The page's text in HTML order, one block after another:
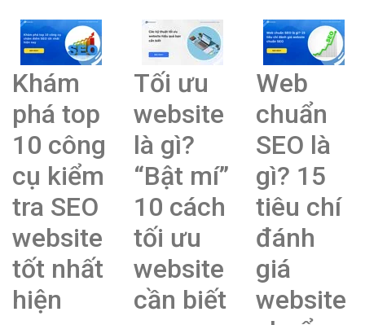
Khám
phá top
10 công
cụ kiểm
tra SEO
website
tốt nhất
hiện
Tối ưu
website
là gì?
“Bật mí”
10 cách
tối ưu
website
cần biết
Web
chuẩn
SEO là
gì? 15
tiêu chí
đánh
giá
website